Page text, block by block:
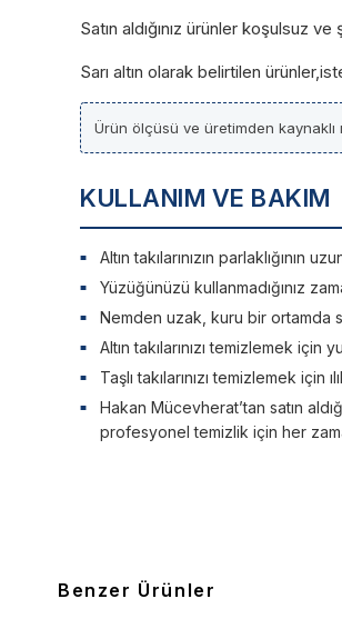
Satın aldığınız ürünler koşulsuz
Sarı altın olarak belirtilen
Ürün ölçüsü ve üretimden kaynaklı
KULLANIM VE BAKIM
Altın takılarınızın
Yüzüğünüzü kullanmadığınız
Nemden uzak, kuru bir ortamda
Altın takılarınızı temizlemek için
Taşlı takılarınızı temizlemek
Hakan Mücevherat’tan satın
profesyonel temizlik için her
Benzer Ürünler